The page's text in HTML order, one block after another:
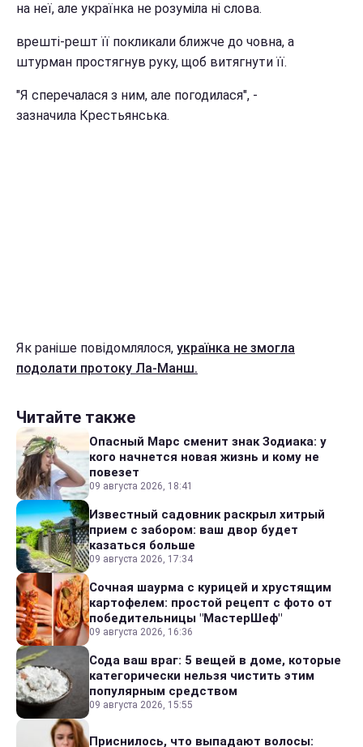
на неї, але українка не розуміла ні слова.
врешті-решт її покликали ближче до човна, а
штурман простягнув руку, щоб витягнути її.
"Я сперечалася з ним, але погодилася", -
зазначила Крестьянська.
Як раніше повідомлялося, українка не змогла
подолати протоку Ла-Манш.
Читайте также
Опасный Марс сменит знак Зодиака: у
кого начнется новая жизнь и кому не
повезет
09 августа 2026, 18:41
Известный садовник раскрыл хитрый
прием с забором: ваш двор будет
казаться больше
09 августа 2026, 17:34
Сочная шаурма с курицей и хрустящим
картофелем: простой рецепт с фото от
победительницы "МастерШеф"
09 августа 2026, 16:36
Сода ваш враг: 5 вещей в доме, которые
категорически нельзя чистить этим
популярным средством
09 августа 2026, 15:55
Приснилось, что выпадают волосы: